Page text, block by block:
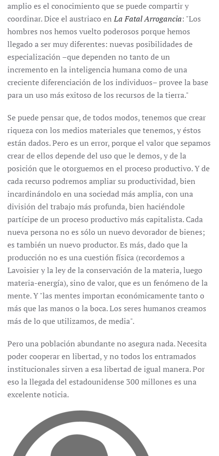
amplio es el conocimiento que se puede compartir y
coordinar. Dice el austriaco enLa Fatal Arrogancia: "Los
hombres nos hemos vuelto poderosos porque hemos
llegado a ser muy diferentes: nuevas posibilidades de
especialización –que dependen no tanto de un
incremento en la inteligencia humana como de una
creciente diferenciación de los individuos– provee la base
para un uso más exitoso de los recursos de la tierra."
Se puede pensar que, de todos modos, tenemos que crear
riqueza con los medios materiales que tenemos, y éstos
están dados. Pero es un error, porque el valor que sepamos
crear de ellos depende del uso que le demos, y de la
posición que le otorguemos en el proceso productivo. Y de
cada recurso podremos ampliar su productividad, bien
incardinándolo en una sociedad más amplia, con una
división del trabajo más profunda, bien haciéndole
partícipe de un proceso productivo más capitalista. Cada
nueva persona no es sólo un nuevo devorador de bienes;
es también un nuevo productor. Es más, dado que la
producción no es una cuestión física (recordemos a
Lavoisier y la ley de la conservación de la materia, luego
materia-energía), sino de valor, que es un fenómeno de la
mente. Y "las mentes importan económicamente tanto o
más que las manos o la boca. Los seres humanos creamos
más de lo que utilizamos, de media".
Pero una población abundante no asegura nada. Necesita
poder cooperar en libertad, y no todos los entramados
institucionales sirven a esa libertad de igual manera. Por
eso la llegada del estadounidense 300 millones es una
excelente noticia.